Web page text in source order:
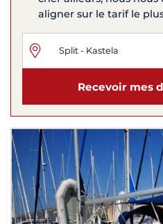
aligner sur le tarif le
Recevoir mes